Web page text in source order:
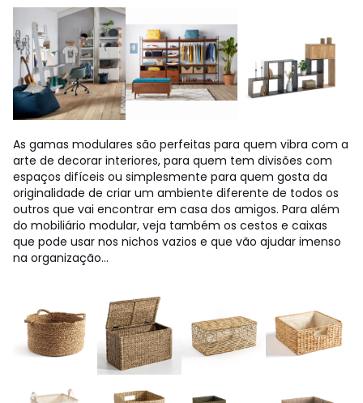
As gamas modulares são perfeitas para quem vibra com a
arte de decorar interiores, para quem tem divisões com
espaços difíceis ou simplesmente para quem gosta da
originalidade de criar um ambiente diferente de todos os
outros que vai encontrar em casa dos amigos. Para além
do mobiliário modular, veja também os cestos e caixas
que pode usar nos nichos vazios e que vão ajudar imenso
na organização...